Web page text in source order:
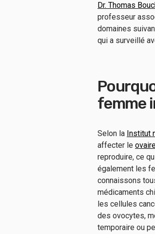
Dr. Thomas
professeur
domaines
qui a surveillé
femme
Selon la Institut
affecter le
reproduire, ce
également les
connaissons
médicaments
les cellules
des ovocytes,
temporaire ou